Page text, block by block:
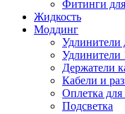
Фитинги
Жидкость
Моддинг
Удлинители
Удлинители
Держатели
Кабели и
Оплетка для
Подсветка